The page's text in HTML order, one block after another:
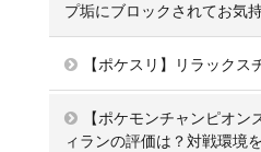
プ垢にブロックされてお気
【ポケスリ】リラックス
【ポケモンチャンピオ
ィランの評価は？対戦環境